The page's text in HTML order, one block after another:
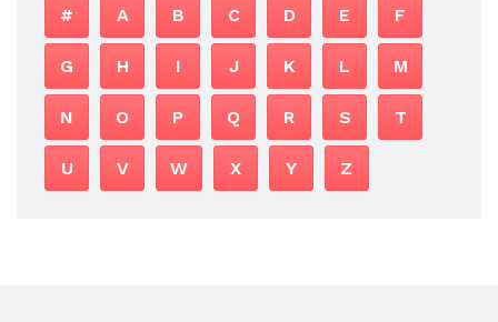
# A B C D E F
G H I J K L M
N O P Q R S T
U V W X Y Z